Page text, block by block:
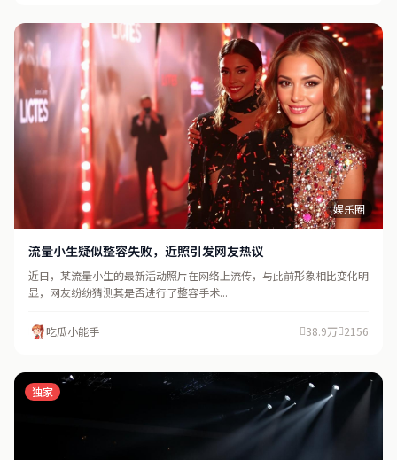
娱乐圈
流量小生疑似整容失败，近照引发网友热议
近日，某流量小生的最新活动照片在网络上流传，与此前形象相比变化明
显，网友纷纷猜测其是否进行了整容手术...
吃瓜小能手 38.9万 2156
独家